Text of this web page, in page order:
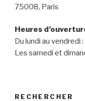
75008, Paris
Heures
Du lundi au vendredi
Les samedi et
RECHERCHER